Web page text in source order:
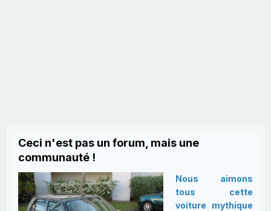
Ceci n'est pas un forum, mais une
communauté !
Nous aimons
tous cette
voiture mythique